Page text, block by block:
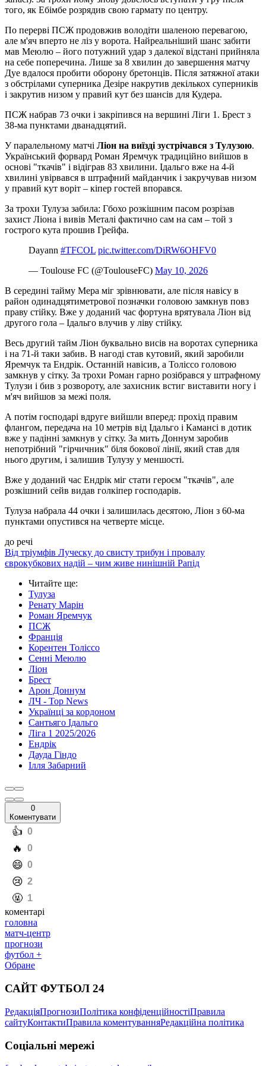
того, як Ебімбе розрядив свою гармату по центру.
По перерві ПСЖ продовжив володіти шаленою перевагою,
але м'яч вперто не ліз у ворота. Найреальніший шанс забити
мав Меюлю – його потужний удар з далекої відстані прийняла
на себе поперечина. Лише за 8 хвилин до завершення матчу
Дуе вдалося пробити оборону бретонців. Після затяжної атаки
з обстрілами суперника Дезіре накрутив декількох суперників
і закрутив низом у правий кут без шансів для Кудера.
ПСЖ набрав 73 очки і закріпився на вершині Ліги 1. Брест з
38-ма пунктами дванадцятий.
У паралельному матчі Ліон на виїзді зустрічався з Тулузою.
Український форвард Роман Яремчук традиційно вийшов в
основі "ткачів" і відіграв 83 хвилини. Ідальго вже на 4-й
хвилині увірвався в штрафний майданчик і закручував низом
у правий кут воріт – кіпер гостей впорався.
За трохи Тулуза забила: Гбохо розкішним пасом розрізав
захист Ліона і вивів Металі фактично сам на сам – той з
гострого кута прошив Грейфа.
Dayann #TFCOL pic.twitter.com/DiRW6OHFV0
— Toulouse FC (@ToulouseFC) May 10, 2026
В середині тайму Мера міг зрівнювати, але після навісу в
район одинадцятиметрової позначки головою замкнув повз
праву стійку. Вже у доданий час фортуна врятувала Ліон від
другого гола – Ідальго влучив у ліву стійку.
Весь другий тайм Ліон буквально висів на воротах суперника
і на 71-й таки забив. В нагоді став кутовий, який заробили
Яремчук та Ендрік. Останній навісив, а Толіссо головою
замкнув у сітку. За трохи Роман гарно розібрався у штрафному
Тулузи і бив з розвороту, але захисник встиг виставити ногу і
м'яч вийшов за межі поля.
А потім господарі вдруге вийшли вперед: прохід правим
флангом, передача на 10 метрів від Ідальго і Камансі в дотик
вже у падінні замкнув у сітку. За мить Доннум заробив
непотрібний "гірчичник" біля бокової лінії, який став для
нього другим, і залишив Тулузу у меншості.
Вже у доданий час Ендрік міг стати героєм "ткачів", але
розкішний сейв видав голкіпер господарів.
Тулуза набрала 44 очки і залишилась десятою, Ліон з 60-ма
пунктами опустився на четверте місце.
до речі
Від тріумфів Луческу до свисту трибун і провалу
єврокубкових надій – чим живе нинішній Рапід
Читайте ще:
Тулуза
Ренату Марін
Роман Яремчук
ПСЖ
Франція
Корентен Толіссо
Сенні Меюлю
Ліон
Брест
Арон Доннум
ЛЧ - Top News
Українці за кордоном
Сантьяго Ідальго
Ліга 1 2025/2026
Ендрік
Дауда Гіндо
Ілля Забарний
0
Коментувати
️👍 0
️🔥 0
️😄 0
️😢 2
️🤬 1
коментарі
головна
матч-центр
прогнози
футбол +
Обране
САЙТ ФУТБОЛ 24
РедакціяПрогнозиПолітика конфіденційностіПравила
сайтуКонтактиПравила коментуванняРедакційна політика
Соціальні мережі